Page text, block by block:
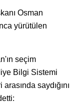
Osman
yürütülen
seçim
Bilgi Sistemi
saydığını